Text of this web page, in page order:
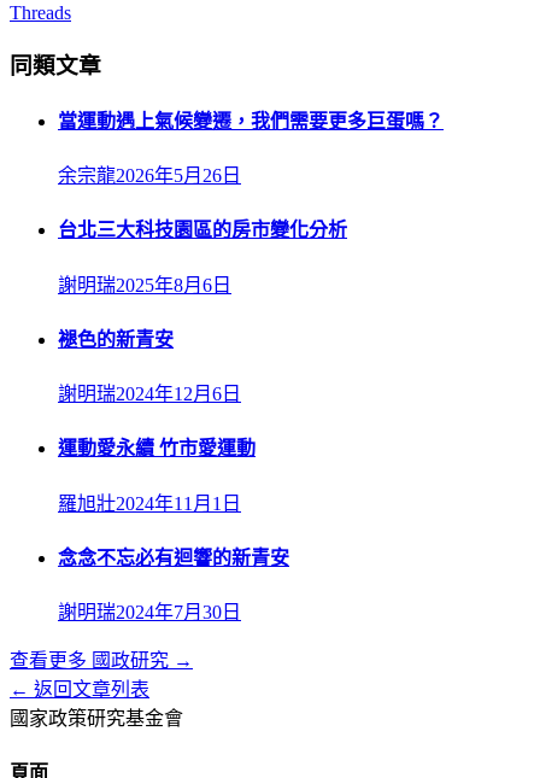
Threads
同類文章
當運動遇上氣候變遷，我們需要更多巨蛋嗎？
余宗龍2026年5月26日
台北三大科技園區的房市變化分析
謝明瑞2025年8月6日
褪色的新青安
謝明瑞2024年12月6日
運動愛永續 竹市愛運動
羅旭壯2024年11月1日
念念不忘必有迴響的新青安
謝明瑞2024年7月30日
查看更多 國政研究 →
← 返回文章列表
國家政策研究基金會
頁面